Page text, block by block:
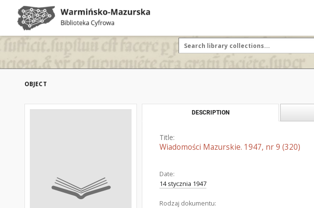
OBJECT
DESCRIPTION
Title:
Wiadomości Mazurskie. 1947, nr 9 (320)
Date:
14 stycznia 1947
Rodzaj dokumentu: